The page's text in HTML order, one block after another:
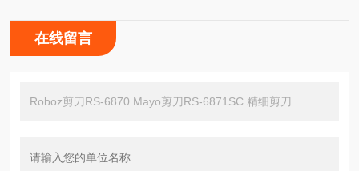
在线留言